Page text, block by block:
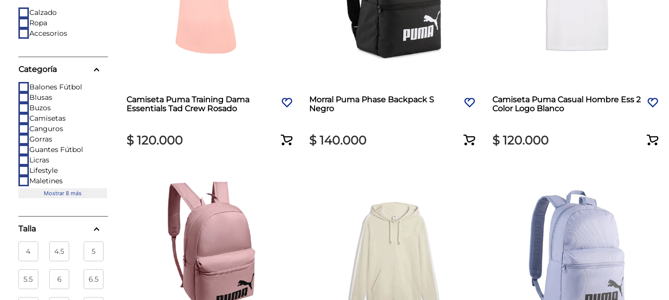
Calzado
Ropa
Accesorios
Categoría
Balones Fútbol
Blusas
Buzos
Camisetas
Canguros
Gorras
Guantes Fútbol
Licras
Lifestyle
Maletines
Mostrar 8 más
Talla
4 4.5 5
5.5 6 6.5
Camiseta Puma Training Dama
Essentials Tad Crew Rosado
$ 120.000
Morral Puma Phase Backpack S
Negro
$ 140.000
Camiseta Puma Casual Hombre Ess 2
Color Logo Blanco
$ 120.000